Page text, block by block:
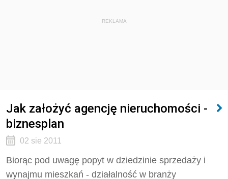
REKLAMA
Jak założyć agencję nieruchomości -
biznesplan
02 sie 2011
Biorąc pod uwagę popyt w dziedzinie sprzedaży i
wynajmu mieszkań - działalność w branży